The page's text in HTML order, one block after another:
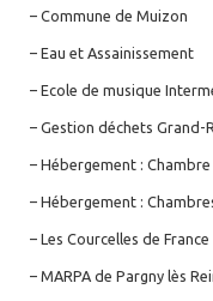
– Commune de Muizon
– Eau et Assainissement
– Ecole de musique
– Gestion déchets Grand-
– Hébergement :
– Hébergement :
– Les Courcelles de France
– MARPA de Pargny lès